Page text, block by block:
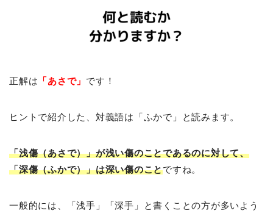
正解は 「あさで」 です！
ヒントで紹介した、対義語は「ふかで」と読みます。
「浅傷（あさで）」が浅い傷のことであるのに対して、
「深傷（ふかで）」は深い傷のことですね。
一般的には、「浅手」「深手」と書くことの方が多いよう